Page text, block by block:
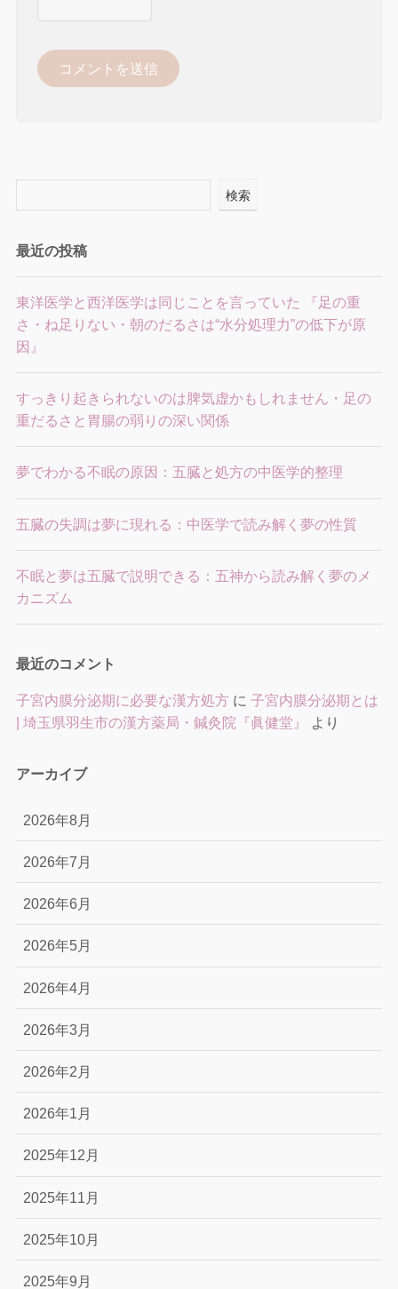
検索
最近の投稿
東洋医学と西洋医学は同じことを言っていた 『足の重
さ・ね足りない・朝のだるさは“水分処理力”の低下が原
因』
すっきり起きられないのは脾気虚かもしれません・足の
重だるさと胃腸の弱りの深い関係
夢でわかる不眠の原因：五臓と処方の中医学的整理
五臓の失調は夢に現れる：中医学で読み解く夢の性質
不眠と夢は五臓で説明できる：五神から読み解く夢のメ
カニズム
最近のコメント
子宮内膜分泌期に必要な漢方処方に 子宮内膜分泌期とは
| 埼玉県羽生市の漢方薬局・鍼灸院『眞健堂』
より
アーカイブ
2026年8月
2026年7月
2026年6月
2026年5月
2026年4月
2026年3月
2026年2月
2026年1月
2025年12月
2025年11月
2025年10月
2025年9月